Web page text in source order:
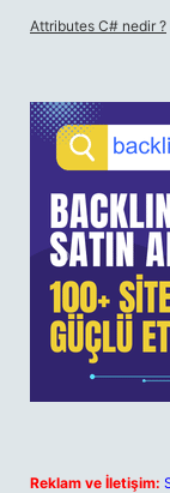
Attributes C# nedir ?
Reklam ve İletişim: